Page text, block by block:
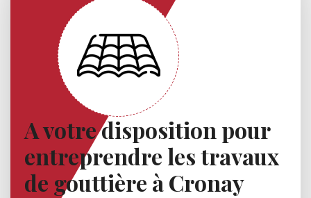
A votre disposition pour
entreprendre les travaux
de gouttière à Cronay